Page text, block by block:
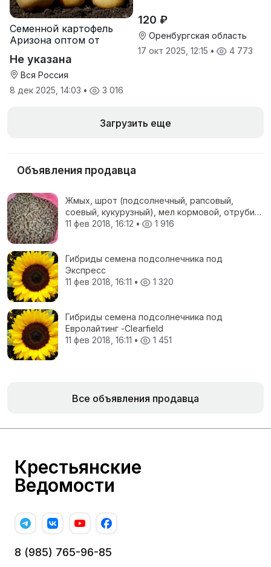
Семенной картофель
Аризона оптом от
Не указана
Вся Россия
8 дек 2025, 14:03 • 3 016
120 ₽
Оренбургская область
17 окт 2025, 12:15 • 4 773
Загрузить еще
Объявления продавца
Жмых, шрот (подсолнечный, рапсовый,
соевый, кукурузный), мел кормовой, отруби
пшеничные, жом свекловичный, соя
11 фев 2018, 16:12 • 1 916
Гибриды семена подсолнечника под
Экспресс
11 фев 2018, 16:11 • 1 320
Гибриды семена подсолнечника под
Евролайтинг -Сlearfield
11 фев 2018, 16:11 • 1 451
Все объявления продавца
Крестьянские
Ведомости
8 (985) 765-96-85